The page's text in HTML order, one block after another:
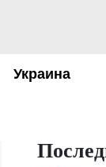
Украина